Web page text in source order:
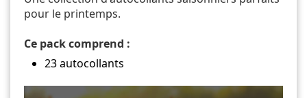
pour le printemps.
Ce pack comprend :
23 autocollants